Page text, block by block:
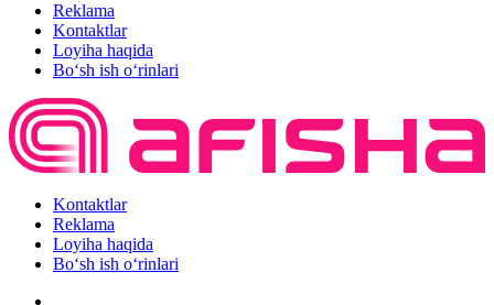
Reklama
Kontaktlar
Loyiha haqida
Bo‘sh ish o‘rinlari
Kontaktlar
Reklama
Loyiha haqida
Bo‘sh ish o‘rinlari